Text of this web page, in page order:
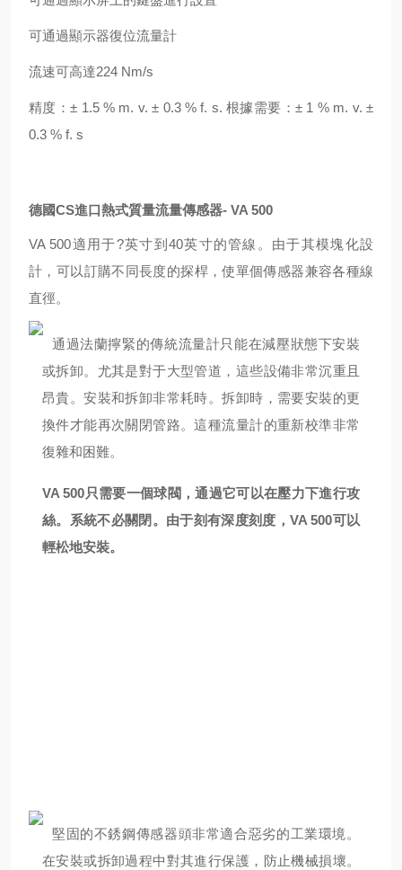
可通過顯示器復位流量計
流速可高達224 Nm/s
精度：± 1.5 % m. v. ± 0.3 % f. s. 根據需要：± 1 % m. v. ±
0.3 % f. s
德國CS進口熱式質量流量傳感器- VA 500
VA 500適用于?英寸到40英寸的管線。由于其模塊化設
計，可以訂購不同長度的探桿，使單個傳感器兼容各種線
直徑。
通過法蘭擰緊的傳統流量計只能在減壓狀態下安裝
或拆卸。尤其是對于大型管道，這些設備非常沉重且
昂貴。安裝和拆卸非常耗時。拆卸時，需要安裝的更
換件才能再次關閉管路。這種流量計的重新校準非常
復雜和困難。
VA 500只需要一個球閥，通過它可以在壓力下進行攻
絲。系統不必關閉。由于刻有深度刻度，VA 500可以
輕松地安裝。
堅固的不銹鋼傳感器頭非常適合惡劣的工業環境。
在安裝或拆卸過程中對其進行保護，防止機械損壞。